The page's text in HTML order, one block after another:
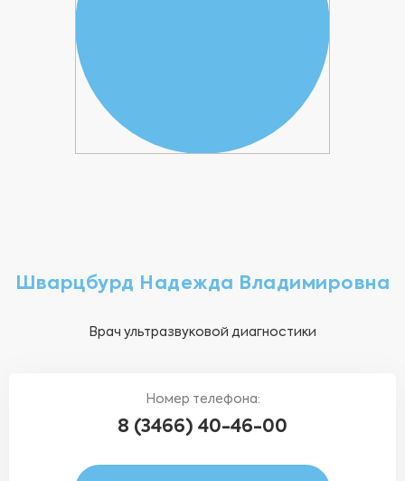
Шварцбурд Надежда Владимировна
Врач ультразвуковой диагностики
Номер телефона:
8 (3466) 40-46-00